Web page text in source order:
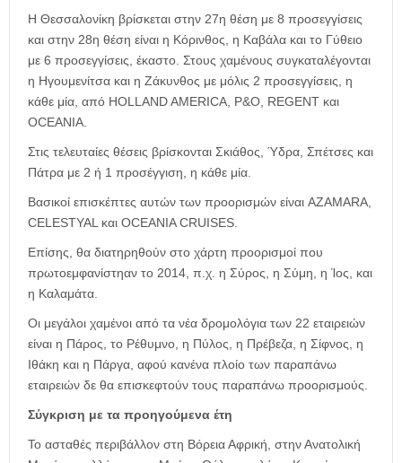
Η Θεσσαλονίκη βρίσκεται στην 27η θέση με 8 προσεγγίσεις
και στην 28η θέση είναι η Κόρινθος, η Καβάλα και το Γύθειο
με 6 προσεγγίσεις, έκαστο. Στους χαμένους συγκαταλέγονται
η Ηγουμενίτσα και η Ζάκυνθος με μόλις 2 προσεγγίσεις, η
κάθε μία, από HOLLAND AMERICA, P&O, REGENT και
OCEANIA.
Στις τελευταίες θέσεις βρίσκονται Σκιάθος, Ύδρα, Σπέτσες και
Πάτρα με 2 ή 1 προσέγγιση, η κάθε μία.
Βασικοί επισκέπτες αυτών των προορισμών είναι AZAMARA,
CELESTYAL και OCEANIA CRUISES.
Επίσης, θα διατηρηθούν στο χάρτη προορισμοί που
πρωτοεμφανίστηαν το 2014, π.χ. η Σύρος, η Σύμη, η Ίος, και
η Καλαμάτα.
Οι μεγάλοι χαμένοι από τα νέα δρομολόγια των 22 εταιρειών
είναι η Πάρος, το Ρέθυμνο, η Πύλος, η Πρέβεζα, η Σίφνος, η
Ιθάκη και η Πάργα, αφού κανένα πλοίο των παραπάνω
εταιρειών δε θα επισκεφτούν τους παραπάνω προορισμούς.
Σύγκριση με τα προηγούμενα έτη
Το ασταθές περιβάλλον στη Βόρεια Αφρική, στην Ανατολική